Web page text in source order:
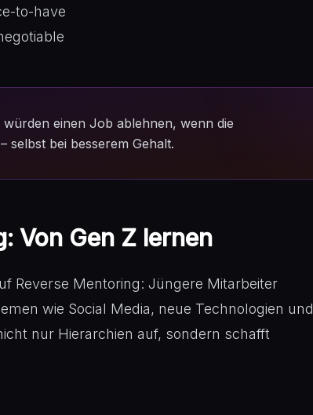
to-have
würden einen Job ablehnen, wenn die
selbst bei besserem Gehalt.
Von Gen Z lernen
Reverse Mentoring: Jüngere Mitarbeiter
wie Social Media, neue Technologien und
nur Hierarchien auf, sondern schafft